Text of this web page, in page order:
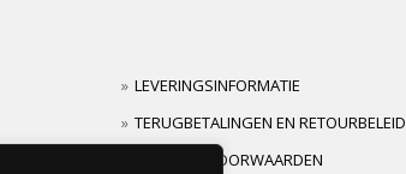
LEVERINGSINFORMATIE
TERUGBETALINGEN EN RETOURBELEID
GARANTIEVOORWAARDEN